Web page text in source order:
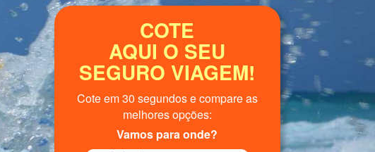
COTE
AQUI O SEU
SEGURO VIAGEM!
Cote em 30 segundos e compare as
melhores opções:
Vamos para onde?